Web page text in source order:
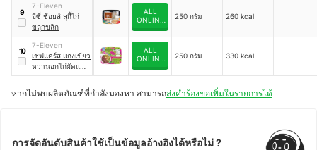
9
7-Eleven
อีซี่ ช้อยส์ สุกี้ไก่
ขลุกขลิก
ALL
ONLINE
250 กรัม 260 kcal
10
7-Eleven
เชฟแคร์ส แกงเขียว
หวานอกไก่ผัดแห้ง
และข้าว
ALL
ONLINE
250 กรัม 330 kcal
หากไม่พบผลิตภัณฑ์ที่กำลังมองหา สามารถส่งคำร้องขอเพิ่มในรายการได้
การจัดอันดับสินค้าใช้เป็นข้อมูลอ้างอิงได้หรือไม่ ?